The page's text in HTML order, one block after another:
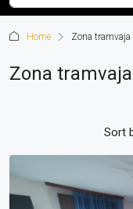
Home Zona tramvaja
Zona tramvaja
Sort